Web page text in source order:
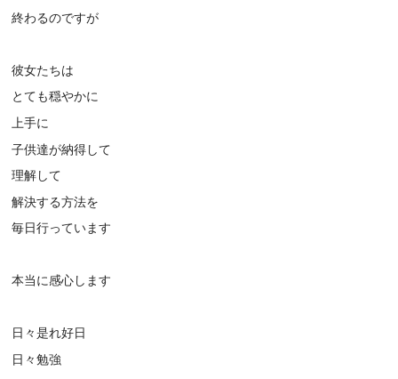
終わるのですが
彼女たちは
とても穏やかに
上手に
子供達が納得して
理解して
解決する方法を
毎日行っています
本当に感心します
日々是れ好日
日々勉強